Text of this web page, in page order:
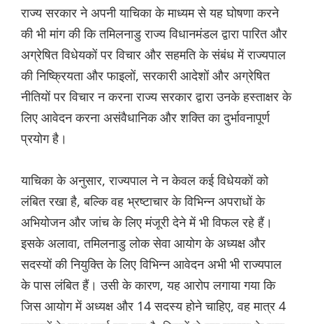
राज्य सरकार ने अपनी याचिका के माध्यम से यह घोषणा करने
की भी मांग की कि तमिलनाडु राज्य विधानमंडल द्वारा पारित और
अग्रेषित विधेयकों पर विचार और सहमति के संबंध में राज्यपाल
की निष्क्रियता और फाइलों, सरकारी आदेशों और अग्रेषित
नीतियों पर विचार न करना राज्य सरकार द्वारा उनके हस्ताक्षर के
लिए आवेदन करना असंवैधानिक और शक्ति का दुर्भावनापूर्ण
प्रयोग है।
याचिका के अनुसार, राज्यपाल ने न केवल कई विधेयकों को
लंबित रखा है, बल्कि वह भ्रष्टाचार के विभिन्न अपराधों के
अभियोजन और जांच के लिए मंजूरी देने में भी विफल रहे हैं।
इसके अलावा, तमिलनाडु लोक सेवा आयोग के अध्यक्ष और
सदस्यों की नियुक्ति के लिए विभिन्न आवेदन अभी भी राज्यपाल
के पास लंबित हैं। उसी के कारण, यह आरोप लगाया गया कि
जिस आयोग में अध्यक्ष और 14 सदस्य होने चाहिए, वह मात्र 4